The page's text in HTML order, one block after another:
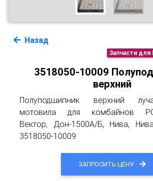
Назад
Запчасти
3518050-10009
верхний
Полуподшипник верхний
мотовила для комбайнов
Вектор, Дон-1500А/Б, Нива,
3518050-10009
ЗАПРОСИТЬ ЦЕНУ